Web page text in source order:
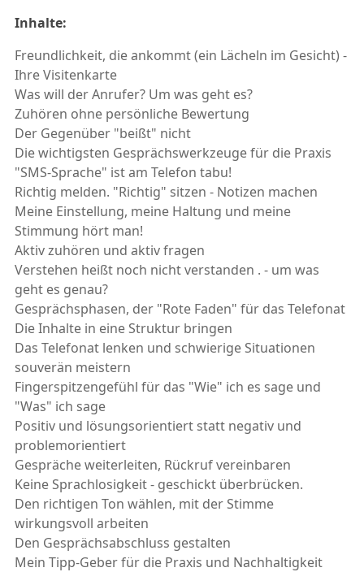
Inhalte:
Freundlichkeit, die ankommt (ein Lächeln im Gesicht) -
Ihre Visitenkarte
Was will der Anrufer? Um was geht es?
Zuhören ohne persönliche Bewertung
Der Gegenüber "beißt" nicht
Die wichtigsten Gesprächswerkzeuge für die Praxis
"SMS-Sprache" ist am Telefon tabu!
Richtig melden. "Richtig" sitzen - Notizen machen
Meine Einstellung, meine Haltung und meine
Stimmung hört man!
Aktiv zuhören und aktiv fragen
Verstehen heißt noch nicht verstanden . - um was
geht es genau?
Gesprächsphasen, der "Rote Faden" für das Telefonat
Die Inhalte in eine Struktur bringen
Das Telefonat lenken und schwierige Situationen
souverän meistern
Fingerspitzengefühl für das "Wie" ich es sage und
"Was" ich sage
Positiv und lösungsorientiert statt negativ und
problemorientiert
Gespräche weiterleiten, Rückruf vereinbaren
Keine Sprachlosigkeit - geschickt überbrücken.
Den richtigen Ton wählen, mit der Stimme
wirkungsvoll arbeiten
Den Gesprächsabschluss gestalten
Mein Tipp-Geber für die Praxis und Nachhaltigkeit